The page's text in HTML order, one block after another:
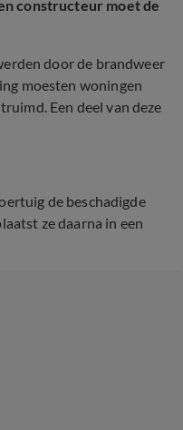
constructeur moet de
door de brandweer
moesten woningen
Een deel van deze
de beschadigde
ze daarna in een